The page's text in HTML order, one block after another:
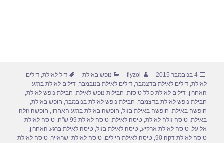
פורסם
בתאריך
4 בנובמבר 2015 מחבר
flyzol קטגוריות
נופש באילת תגיות
דיל לאילת,דילים
לאילת,דילים לאילת בדצמבר,דילים לאילת בנובמבר,דילים לאילת ברגע
האחרון,דילים לאילת כולל טיסות, חבילות נופש לאילת, חבילת נופש לאילת,
חבילת נופש לאילת בדצמבר, חבילת נופש לאילת בנובמבר, חופש באילת,
חופשה באילת, חופשה באילת בזול, חופשה באילת ברגע האחרון, חופשה זולה
באילת,טיסה זולה לאילת,טיסה לאילת,טיסה לאילת 99 ש"ח ,טיסה לאילת
אל על,טיסה לאילת ארקיע,טיסה לאילת בזול,טיסה לאילת ברגע האחרון,
טיסה לאילת דקה 90
,טיסה לאילת חיילים,טיסה לאילת ישראייר,טיסה לאילת